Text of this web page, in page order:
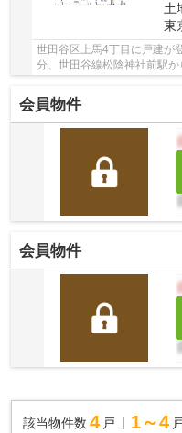
土
東
世田谷区上馬4丁目に戸建が
分、世田谷線松陰神社前駅
会員物件
会員物件
該当物件数 4 戸 1～4